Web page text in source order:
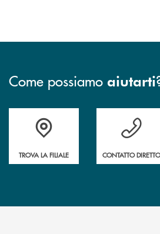
Come possiamo aiutarti
Accedi all' elenco completo delle filiali
TROVA LA FILIALE
Hai bisogno di
CONTATTO